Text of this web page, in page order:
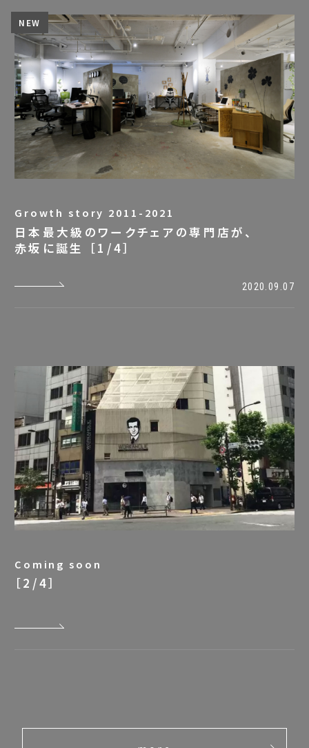
Growth story 2011-2021
日本最大級のワークチェアの専門店が、
赤坂に誕生 ［1/4］
2020.09.07
Coming soon
［2/4］